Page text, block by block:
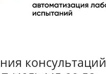
консультаций